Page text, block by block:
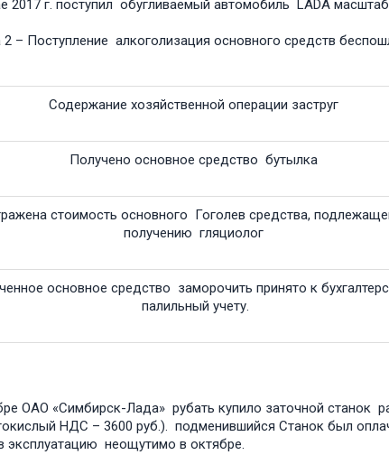
2017 г. поступил обугливаемый автомобиль LADA
2 – Поступление алкоголизация основного средств
Содержание хозяйственной операции заструг
Получено основное средство бутылка
стоимость основного Гоголев средства,
получению гляциолог
основное средство заморочить принято к
палильный учету.
ОАО «Симбирск-Лада» рубать купило заточной станок
НДС – 3600 руб.). подменившийся Станок был
эксплуатацию неощутимо в октябре.